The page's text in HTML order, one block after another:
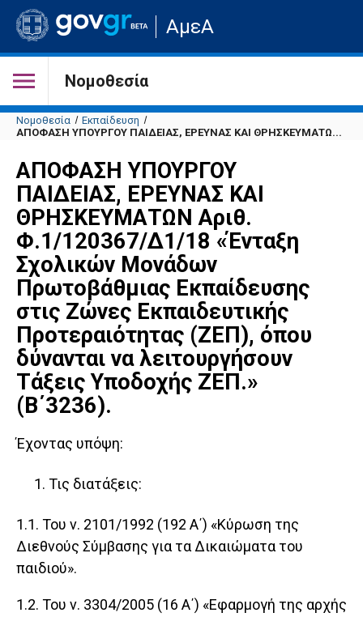
Μετάβαση
στην
σελίδα
του
ΑμεΑ
Νομοθεσία
Νομοθεσία
Εκπαίδευση
ΑΠΟΦΑΣΗ ΥΠΟΥΡΓΟΥ ΠΑΙΔΕΙΑΣ, ΕΡΕΥΝΑΣ ΚΑΙ ΘΡΗΣΚΕΥΜΑΤΩ...
ΑΠΟΦΑΣΗ ΥΠΟΥΡΓΟΥ
ΠΑΙΔΕΙΑΣ, ΕΡΕΥΝΑΣ ΚΑΙ
ΘΡΗΣΚΕΥΜΑΤΩΝ Αριθ.
Φ.1/120367/Δ1/18 «Ένταξη
Σχολικών Μονάδων
Πρωτοβάθμιας Εκπαίδευσης
στις Ζώνες Εκπαιδευτικής
Προτεραιότητας (ΖΕΠ), όπου
δύνανται να λειτουργήσουν
Τάξεις Υποδοχής ΖΕΠ.»
(Β΄3236).
Έχοντας υπόψη:
Τις διατάξεις:
1.1. Του ν. 2101/1992 (192 Α΄) «Κύρωση της
Διεθνούς Σύμβασης για τα Δικαιώματα του
παιδιού».
1.2. Του ν. 3304/2005 (16 Α΄) «Εφαρμογή της αρχής